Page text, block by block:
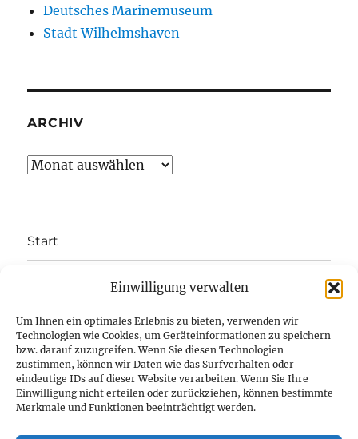
Einwilligung verwalten
Um Ihnen ein optimales Erlebnis zu bieten, verwenden wir
Technologien wie Cookies, um Geräteinformationen zu speichern
bzw. darauf zuzugreifen. Wenn Sie diesen Technologien
zustimmen, können wir Daten wie das Surfverhalten oder
eindeutige IDs auf dieser Website verarbeiten. Wenn Sie Ihre
Einwilligung nicht erteilen oder zurückziehen, können bestimmte
Merkmale und Funktionen beeinträchtigt werden.
Deutsches Marinemuseum
Stadt Wilhelmshaven
ARCHIV
Archiv
Start
öffnen
Termine
Heimschiff Arcona
Kontakt